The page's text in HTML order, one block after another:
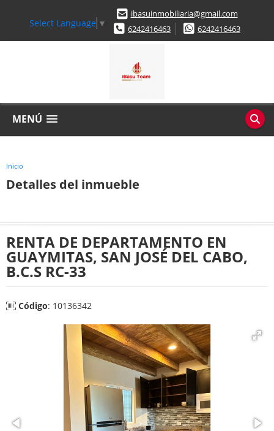
Select Language ▼
ibasuinmobiliaria@gmail.com
6242416463
6242416463
MENÚ
Inicio
Detalles del inmueble
RENTA DE DEPARTAMENTO EN
GUAYMITAS, SAN JOSÉ DEL CABO,
B.C.S RC-33
Código: 10136342